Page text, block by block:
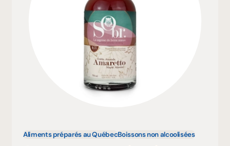
Aliments préparés au QuébecBoissons non alcoolisées